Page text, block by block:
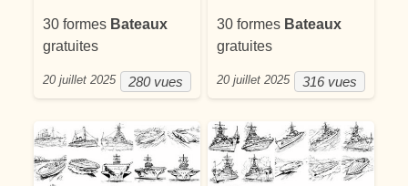
30 formes Bateaux
gratuites
280 vues
20 juillet 2025
30 formes Bateaux
gratuites
316 vues
20 juillet 2025